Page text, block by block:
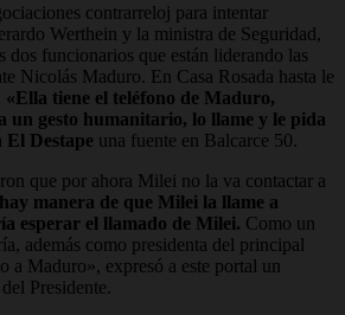
contrarreloj para intentar
Werthein y la ministra de Seguridad,
dos funcionarios que están liderando las
Nicolás Maduro. En Casa Rosada hasta le
«Ella tiene el teléfono de Maduro,
un gesto humanitario, lo llame y le pida
El Destape una fuente en Balcarce 50.
que por ahora Milei no la va contactar a
manera de que Milei la llame a
esperar el llamado de Milei. Como un
además como presidenta del principal
a Maduro», expresó a este portal un
Presidente.